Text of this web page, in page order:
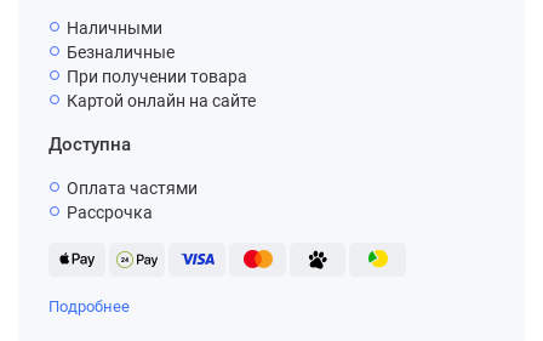
Наличными
Безналичные
При получении товара
Картой онлайн на сайте
Доступна
Оплата частями
Рассрочка
Подробнее